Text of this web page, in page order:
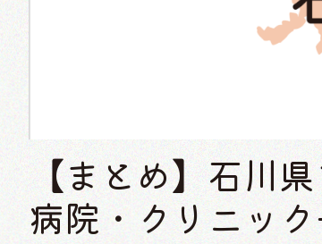
【まとめ】石川
病院・クリニッ